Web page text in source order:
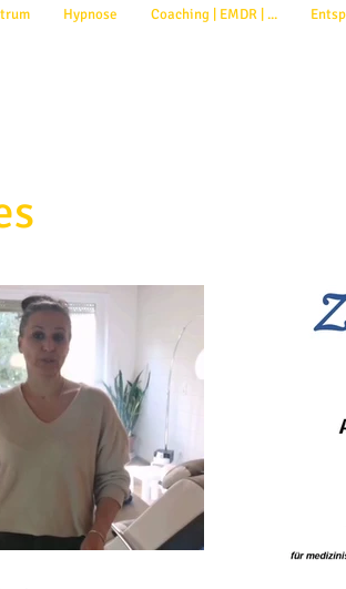
Hypnose Coaching | EMDR | ...